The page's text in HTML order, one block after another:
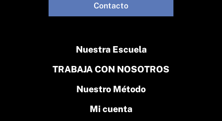
Nuestra Escuela
TRABAJA CON NOSOTROS
Nuestro Método
Mi cuenta
Contacto